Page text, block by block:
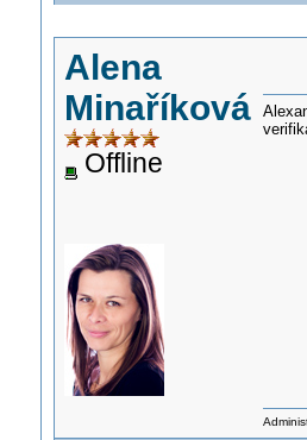
Alena
Minaříková
Offline